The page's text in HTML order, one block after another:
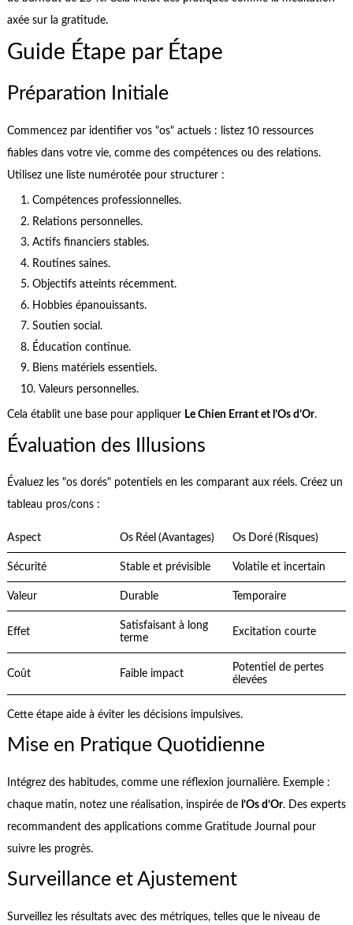
axée sur la gratitude.
Guide Étape par Étape
Préparation Initiale
Commencez par identifier vos "os" actuels : listez 10 ressources
fiables dans votre vie, comme des compétences ou des relations.
Utilisez une liste numérotée pour structurer :
Compétences professionnelles.
Relations personnelles.
Actifs financiers stables.
Routines saines.
Objectifs atteints récemment.
Hobbies épanouissants.
Soutien social.
Éducation continue.
Biens matériels essentiels.
Valeurs personnelles.
Cela établit une base pour appliquer Le Chien Errant et l’Os d’Or.
Évaluation des Illusions
Évaluez les "os dorés" potentiels en les comparant aux réels. Créez un
tableau pros/cons :
Aspect Os Réel (Avantages) Os Doré (Risques)
Sécurité Stable et prévisible Volatile et incertain
Valeur Durable Temporaire
Effet
Satisfaisant à long
terme
Excitation courte
Coût Faible impact
Potentiel de pertes
élevées
Cette étape aide à éviter les décisions impulsives.
Mise en Pratique Quotidienne
Intégrez des habitudes, comme une réflexion journalière. Exemple :
chaque matin, notez une réalisation, inspirée de l’Os d’Or. Des experts
recommandent des applications comme Gratitude Journal pour
suivre les progrès.
Surveillance et Ajustement
Surveillez les résultats avec des métriques, telles que le niveau de